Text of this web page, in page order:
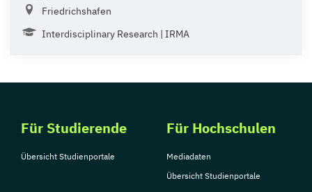
Friedrichshafen
Interdisciplinary Research | IRMA
Für Studierende
Übersicht Studienportale
Für Hochschulen
Mediadaten
Übersicht Studienportale